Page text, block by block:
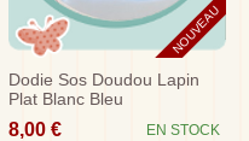
NOUVEAU
Dodie Sos Doudou Lapin
Plat Blanc Bleu
8,00 € EN STOCK